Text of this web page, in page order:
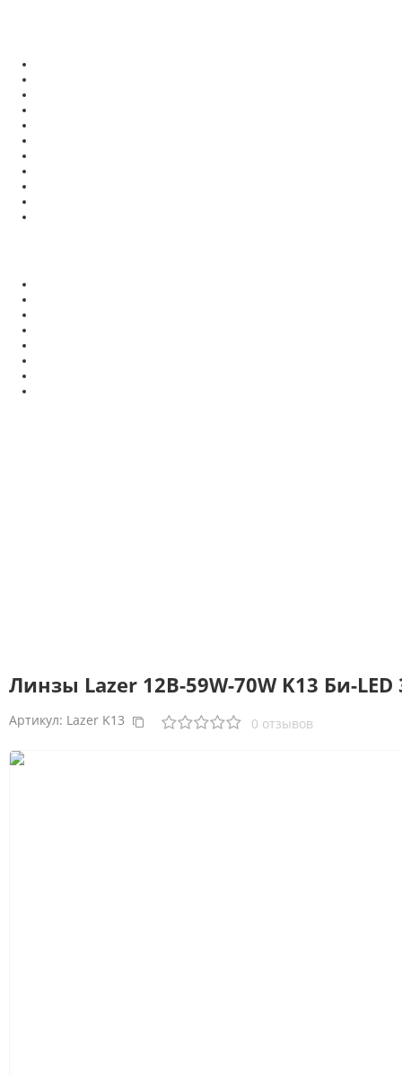
Линзы Lazer 12В-59W-70W K13 Би-LED
Артикул: Lazer K13 0 отзывов